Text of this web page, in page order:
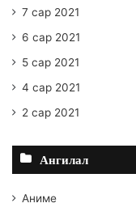
7 сар 2021
6 сар 2021
5 сар 2021
4 сар 2021
2 сар 2021
Ангилал
Аниме